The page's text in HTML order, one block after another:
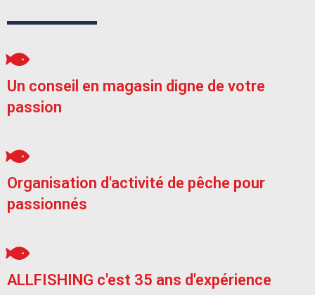
Un conseil en magasin digne de votre
passion
Organisation d'activité de pêche pour
passionnés
ALLFISHING c'est 35 ans d'expérience